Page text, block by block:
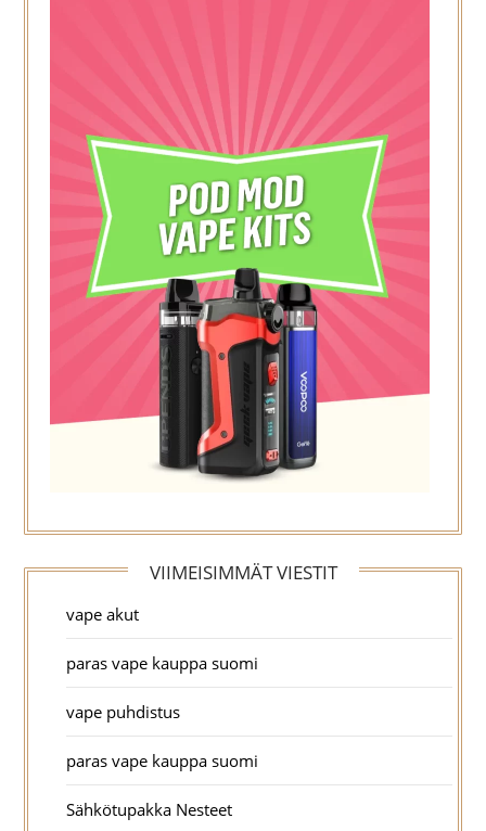
VIIMEISIMMÄT VIESTIT
vape akut
paras vape kauppa suomi
vape puhdistus
paras vape kauppa suomi
Sähkötupakka Nesteet